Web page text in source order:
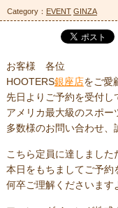
Category： EVENT GINZA
お客様 各位
HOOTERS銀座店をご愛
先日よりご予約を受付し
アメリカ最大級のスポー
多数様のお問い合わせ、
こちら定員に達しました
本日をもちましてご予約
何卒ご理解くださいます